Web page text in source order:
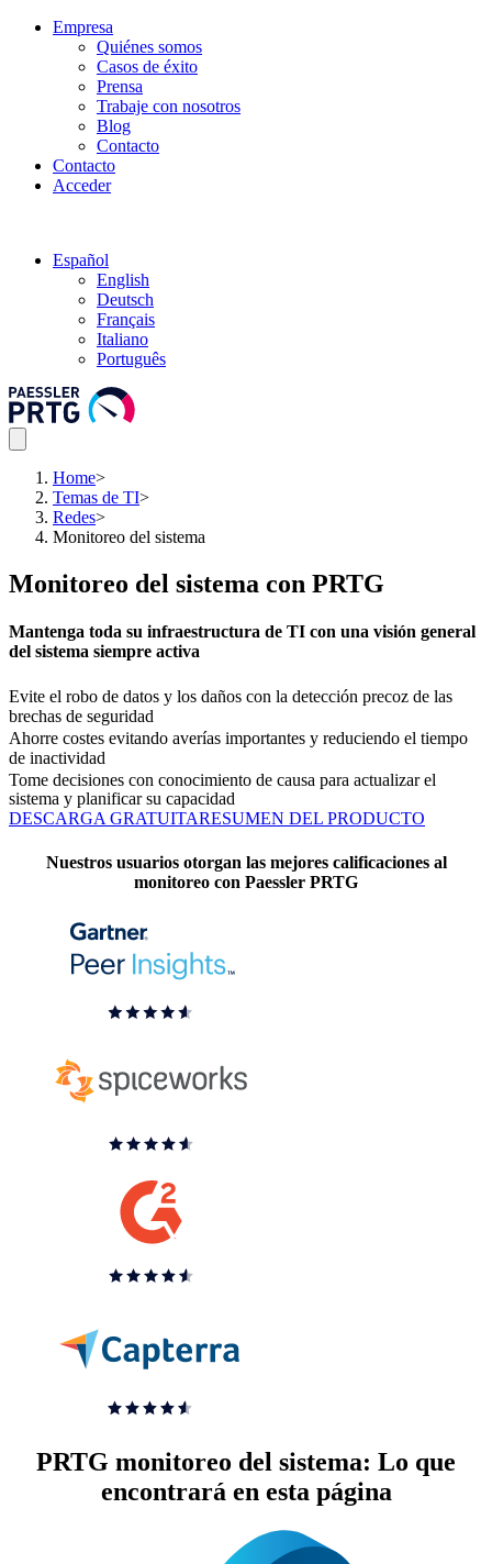
Empresa
Quiénes somos
Casos de éxito
Prensa
Trabaje con nosotros
Blog
Contacto
Contacto
Acceder
Español
English
Deutsch
Français
Italiano
Português
Home>
Temas de TI>
Redes>
Monitoreo del sistema
Monitoreo del sistema con PRTG
Mantenga toda su infraestructura de TI con una visión general
del sistema siempre activa
Evite el robo de datos y los daños con la detección precoz de las
brechas de seguridad
Ahorre costes evitando averías importantes y reduciendo el tiempo
de inactividad
Tome decisiones con conocimiento de causa para actualizar el
sistema y planificar su capacidad
DESCARGA GRATUITARESUMEN DEL PRODUCTO
Nuestros usuarios otorgan las mejores calificaciones al
monitoreo con Paessler PRTG
PRTG monitoreo del sistema: Lo que
encontrará en esta página